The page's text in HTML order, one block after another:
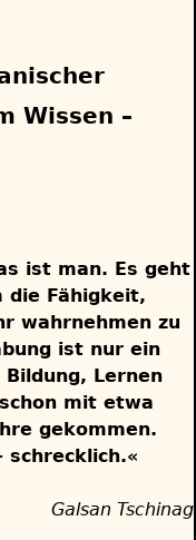
Wissen –
ist man. Es geht
die Fähigkeit,
wahrnehmen zu
ist nur ein
Lernen
mit etwa
gekommen.
schrecklich.«
Galsan Tschinag